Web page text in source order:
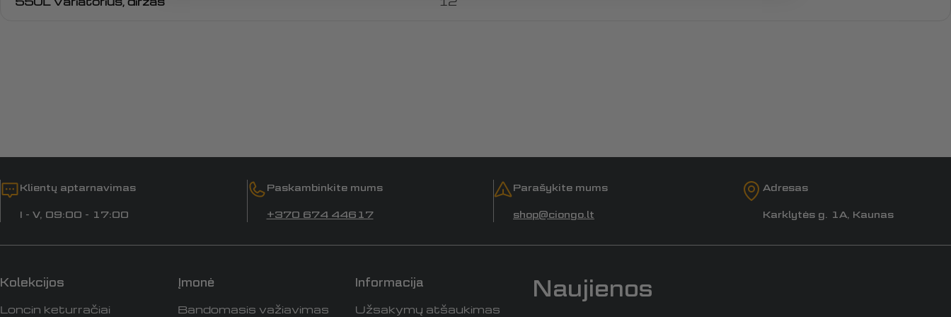
Klientų aptarnavimas
I - V, 09:00 - 17:00
Paskambinkite mums
+370 674 44617
Parašykite mums
shop@ciongo.lt
Adresas
Karklytės g. 1A, Kaunas
Kolekcijos
Loncin keturračiai
Įmonė
Bandomasis važiavimas
Informacija
Užsakymų atšaukimas
Naujienos